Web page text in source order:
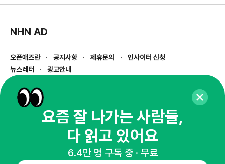
NHN AD
오픈애즈란 공지사항 제휴문의
인사이터 신청
뉴스레터
광고안내
경기도 성남시 분당구 대왕판교로645번길 16
사업자등록번호 : 144-81-27690(
통신판매업신고번호 : 2014-경기성남-1023
호스팅서비스사업자 : 오픈애즈
1800-2198
openads@openads.co.kr
요즘 잘 나가는 사람들,
다 읽고 있어요
6.4만 명 구독 중 · 무료